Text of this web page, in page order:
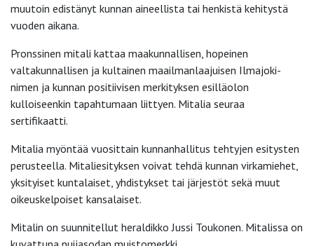
muutoin edistänyt kunnan aineellista tai henkistä kehitystä
vuoden aikana.
Pronssinen mitali kattaa maakunnallisen, hopeinen
valtakunnallisen ja kultainen maailmanlaajuisen Ilmajoki-
nimen ja kunnan positiivisen merkityksen esilläolon
kulloiseenkin tapahtumaan liittyen. Mitalia seuraa
sertifikaatti.
Mitalia myöntää vuosittain kunnanhallitus tehtyjen esitysten
perusteella. Mitaliesityksen voivat tehdä kunnan virkamiehet,
yksityiset kuntalaiset, yhdistykset tai järjestöt sekä muut
oikeuskelpoiset kansalaiset.
Mitalin on suunnitellut heraldikko Jussi Toukonen. Mitalissa on